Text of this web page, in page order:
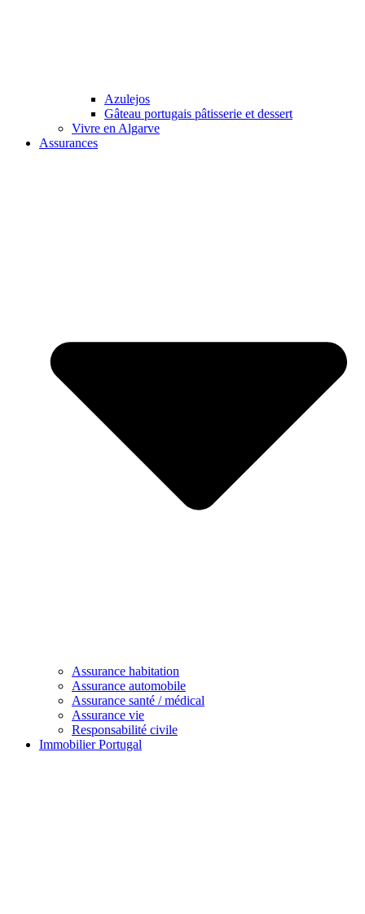
Azulejos
Gâteau portugais pâtisserie et dessert
Vivre en Algarve
Assurances
Assurance habitation
Assurance automobile
Assurance santé / médical
Assurance vie
Responsabilité civile
Immobilier Portugal